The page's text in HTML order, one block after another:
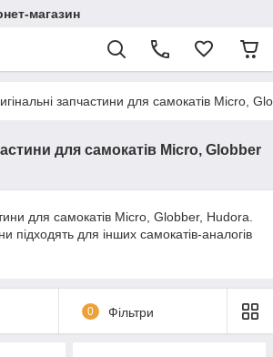
магазин
запчастини для самокатів Micro,
для самокатів Micro, Globber
для самокатів Micro, Globber, Hudora.
підходять для інших самокатів-аналогів
0 Фільтри